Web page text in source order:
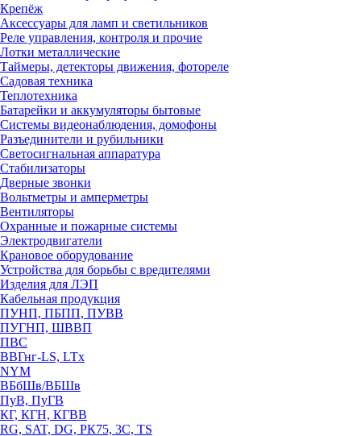
Крепёж
Аксессуары для ламп и светильников
Реле управления, контроля и прочие
Лотки металлические
Таймеры, детекторы движения, фотореле
Садовая техника
Теплотехника
Батарейки и аккумуляторы бытовые
Системы видеонаблюдения, домофоны
Разъединители и рубильники
Светосигнальная аппаратура
Стабилизаторы
Дверные звонки
Вольтметры и амперметры
Вентиляторы
Охранные и пожарные системы
Электродвигатели
Крановое оборудование
Устройства для борьбы с вредителями
Изделия для ЛЭП
Кабельная продукция
ПУНП, ПБПП, ПУВВ
ПУГНП, ШВВП
ПВС
ВВГнг-LS, LTx
NYM
ВБбШв/ВБШв
ПуВ, ПуГВ
КГ, КГН, КГВВ
RG, SAT, DG, РК75, 3С, TS